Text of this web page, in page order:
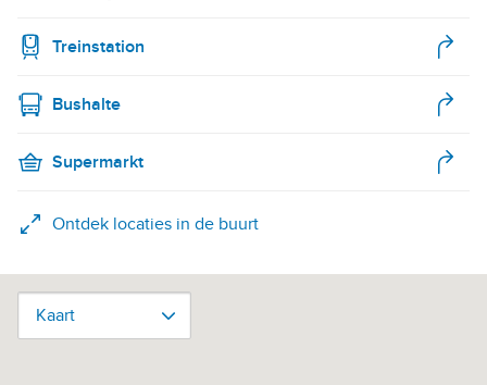
Treinstation
Bushalte
Supermarkt
Ontdek locaties in de buurt
Kaart
Kaart